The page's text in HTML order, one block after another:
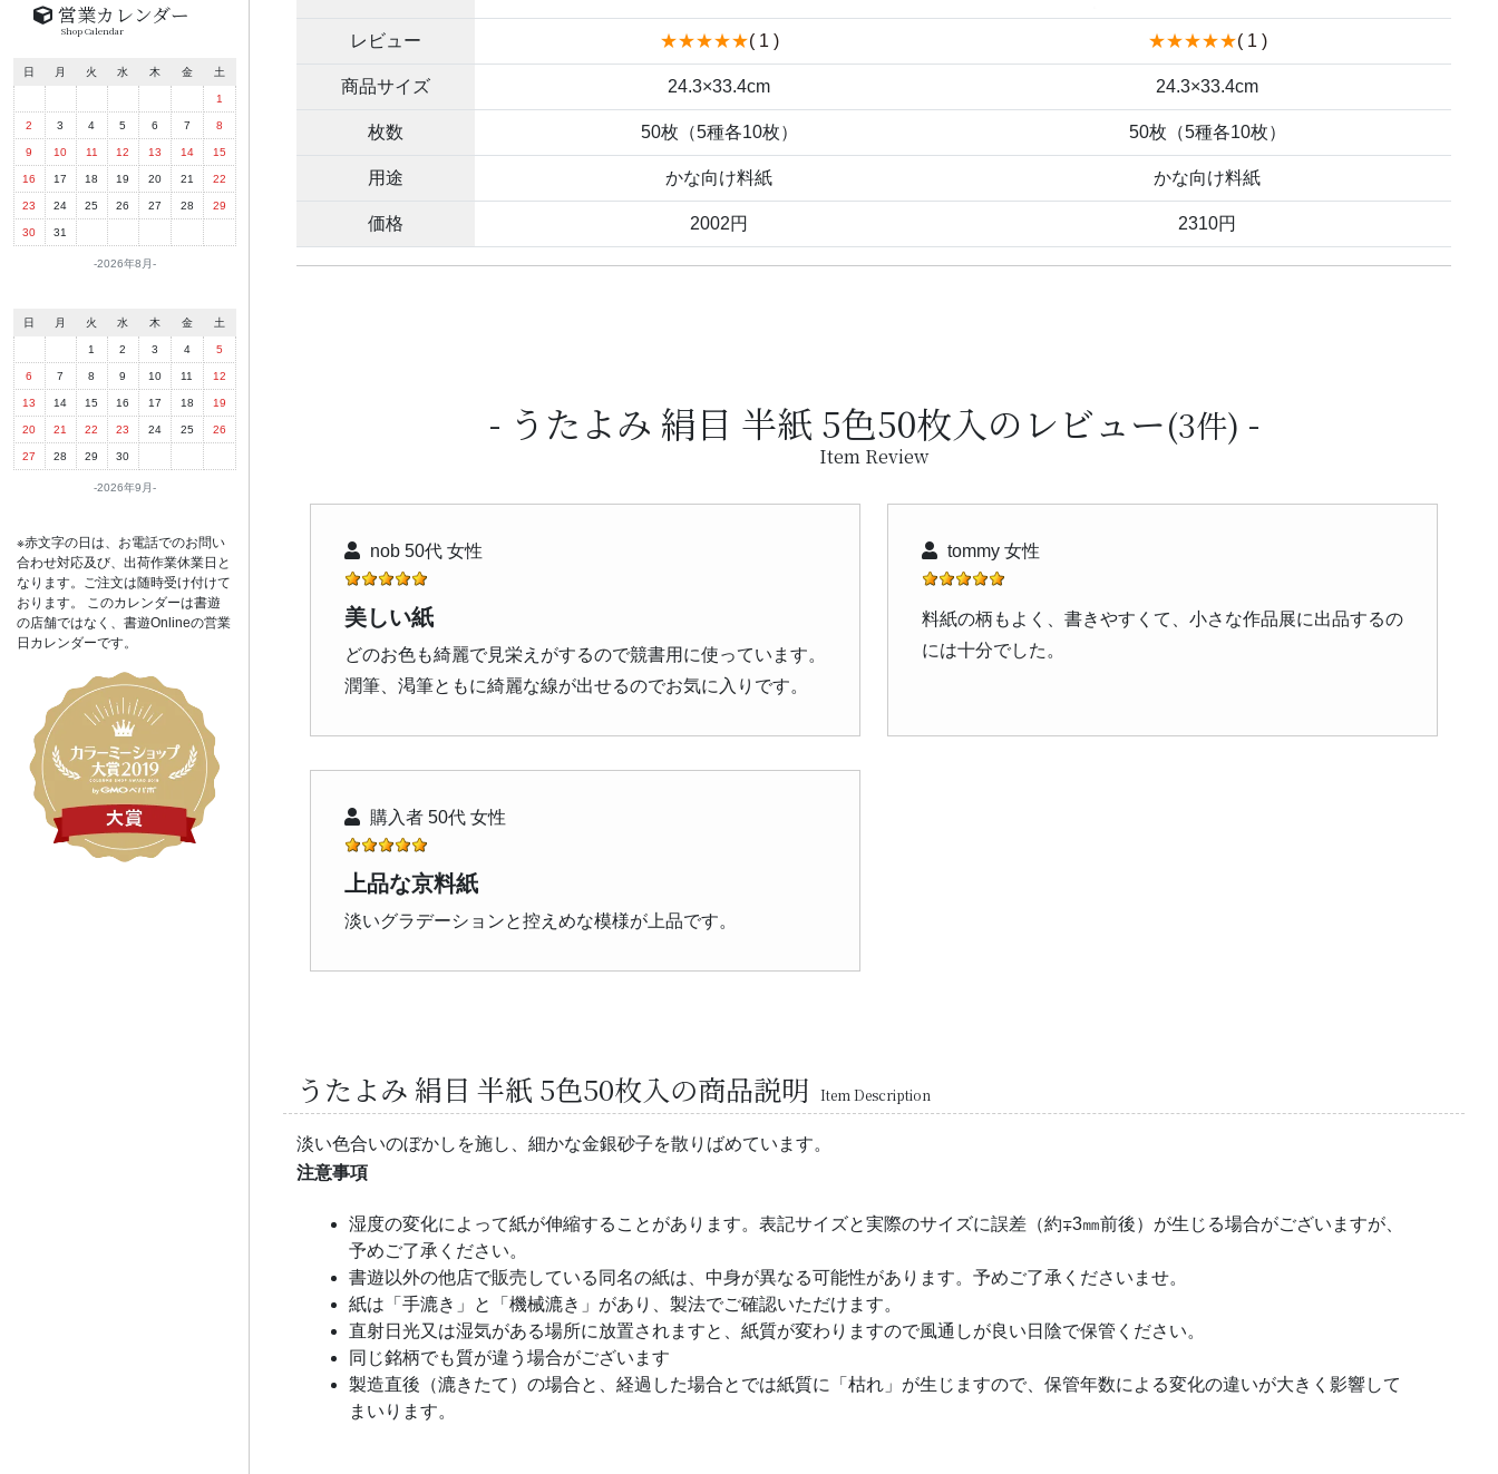
レビュー ★★★★★( 1 ) ★★★★★( 1 )
商品サイズ 24.3×33.4cm 24.3×33.4cm
枚数 50枚（5種各10枚） 50枚（5種各10枚）
用途 かな向け料紙 かな向け料紙
価格 2002円 2310円
うたよみ 絹目 半紙 5色50枚入のレビュー(3件)
Item Review
nob 50代 女性
美しい紙
どのお色も綺麗で見栄えがするので競書用に使っています。
潤筆、渇筆ともに綺麗な線が出せるのでお気に入りです。
tommy 女性
料紙の柄もよく、書きやすくて、小さな作品展に出品するの
には十分でした。
購入者 50代 女性
上品な京料紙
淡いグラデーションと控えめな模様が上品です。
うたよみ 絹目 半紙 5色50枚入の商品説明 Item Description
淡い色合いのぼかしを施し、細かな金銀砂子を散りばめています。
注意事項
湿度の変化によって紙が伸縮することがあります。表記サイズと実際のサイズに誤差（約∓3㎜前後）が生じる場合がございますが、
予めご了承ください。
書遊以外の他店で販売している同名の紙は、中身が異なる可能性があります。予めご了承くださいませ。
紙は「手漉き」と「機械漉き」があり、製法でご確認いただけます。
直射日光又は湿気がある場所に放置されますと、紙質が変わりますので風通しが良い日陰で保管ください。
同じ銘柄でも質が違う場合がございます
製造直後（漉きたて）の場合と、経過した場合とでは紙質に「枯れ」が生じますので、保管年数による変化の違いが大きく影響して
まいります。
営業カレンダー
Shop Calendar
2026年8月
日 月 火 水 木 金 土
1
2 3 4 5 6 7 8
9 10 11 12 13 14 15
16 17 18 19 20 21 22
23 24 25 26 27 28 29
30 31
2026年9月
日 月 火 水 木 金 土
1 2 3 4 5
6 7 8 9 10 11 12
13 14 15 16 17 18 19
20 21 22 23 24 25 26
27 28 29 30
※赤文字の日は、お電話でのお問い
合わせ対応及び、出荷作業休業日と
なります。ご注文は随時受け付けて
おります。 このカレンダーは書遊
の店舗ではなく、書遊Onlineの営業
日カレンダーです。